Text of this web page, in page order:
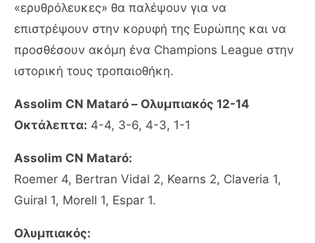
«ερυθρόλευκες» θα παλέψουν για να
επιστρέψουν στην κορυφή της Ευρώπης και να
προσθέσουν ακόμη ένα Champions League στην
ιστορική τους τροπαιοθήκη.
Assolim CN Mataró – Ολυμπιακός 12-14
Οκτάλεπτα: 4-4, 3-6, 4-3, 1-1
Assolim CN Mataró:
Roemer 4, Bertran Vidal 2, Kearns 2, Claveria 1,
Guiral 1, Morell 1, Espar 1.
Ολυμπιακός: